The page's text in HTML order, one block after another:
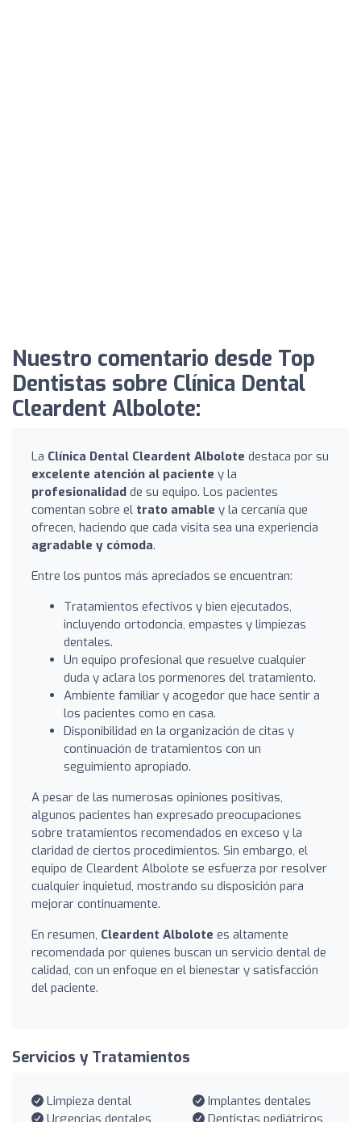
Nuestro comentario desde Top
Dentistas sobre Clínica Dental
Cleardent Albolote:
La Clínica Dental Cleardent Albolote destaca por su
excelente atención al paciente y la
profesionalidad de su equipo. Los pacientes
comentan sobre el trato amable y la cercanía que
ofrecen, haciendo que cada visita sea una experiencia
agradable y cómoda.
Entre los puntos más apreciados se encuentran:
Tratamientos efectivos y bien ejecutados,
incluyendo ortodoncia, empastes y limpiezas
dentales.
Un equipo profesional que resuelve cualquier
duda y aclara los pormenores del tratamiento.
Ambiente familiar y acogedor que hace sentir a
los pacientes como en casa.
Disponibilidad en la organización de citas y
continuación de tratamientos con un
seguimiento apropiado.
A pesar de las numerosas opiniones positivas,
algunos pacientes han expresado preocupaciones
sobre tratamientos recomendados en exceso y la
claridad de ciertos procedimientos. Sin embargo, el
equipo de Cleardent Albolote se esfuerza por resolver
cualquier inquietud, mostrando su disposición para
mejorar continuamente.
En resumen, Cleardent Albolote es altamente
recomendada por quienes buscan un servicio dental de
calidad, con un enfoque en el bienestar y satisfacción
del paciente.
Servicios y Tratamientos
Limpieza dental
Implantes dentales
Urgencias dentales
Dentistas pediátricos